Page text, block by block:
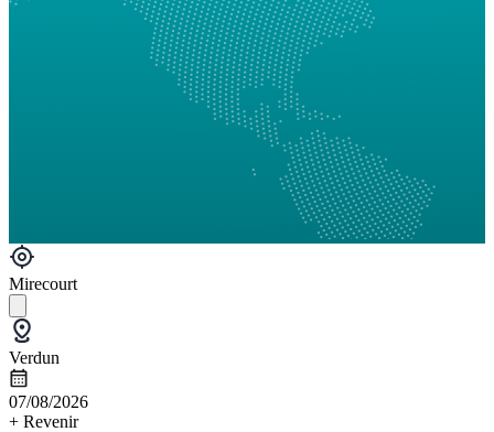
Mirecourt
Verdun
07/08/2026
+ Revenir